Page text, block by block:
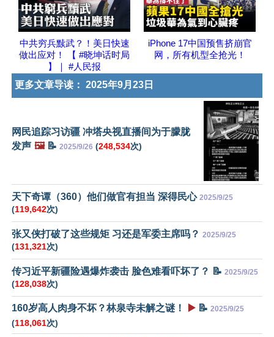
中共穷兵黩武？！美日快速
做出应对！ 【 #晓坤话时局
】｜ #人民报
iPhone 17中国预售挤崩官
网，所有机型全抢光！
更多文章导读： 2025年9月23日
网民追踪习访疆 冲塔央视直播间为于朦胧
发声 🖼️📝 2025/9/26 (248,534次)
天下奇谭（360）他们做官有担当 深得民心 2025/9/25
(119,642次)
张又侠打破了这些规矩 习还是军委主席吗？ 2025/9/25
(131,321次)
传习近平新疆险遇爆炸袭击 脸色难看吓坏了？ 📝 2025/9/25
(128,038次)
160岁高人肉身不坏？林泉寺未解之谜！ ▶️ 📝 2025/9/25
(118,061次)